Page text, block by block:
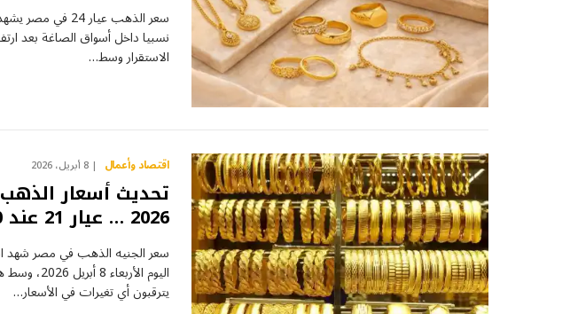
نسبيا داخل أسواق الصاغة بعد
الاستقرار وسط…
اقتصاد وأعمال 8 أبريل، 2026
2026 … عيار 21 عند 7130 جنيهًا!
سعر الجنيه الذهب في مصر شهد
اليوم
يترقبون أي تغيرات في الأسعار…